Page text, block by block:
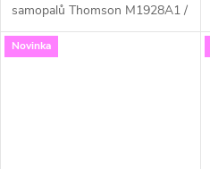
samopalů Thomson M1928A1 /
M1A1 v měřítku 1:35.
Stavebnice od firmy Firma49
Novinka